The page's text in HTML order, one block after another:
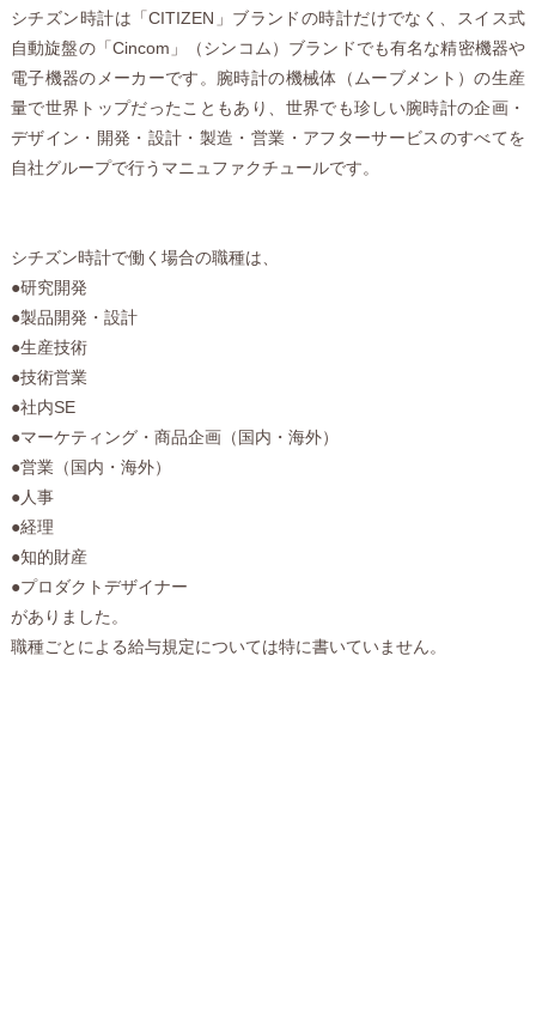
シチズン時計は「CITIZEN」ブランドの時計だけでなく、スイス式
自動旋盤の「Cincom」（シンコム）ブランドでも有名な精密機器や
電子機器のメーカーです。腕時計の機械体（ムーブメント）の生産
量で世界トップだったこともあり、世界でも珍しい腕時計の企画・
デザイン・開発・設計・製造・営業・アフターサービスのすべてを
自社グループで行うマニュファクチュールです。
シチズン時計で働く場合の職種は、
●研究開発
●製品開発・設計
●生産技術
●技術営業
●社内SE
●マーケティング・商品企画（国内・海外）
●営業（国内・海外）
●人事
●経理
●知的財産
●プロダクトデザイナー
がありました。
職種ごとによる給与規定については特に書いていません。